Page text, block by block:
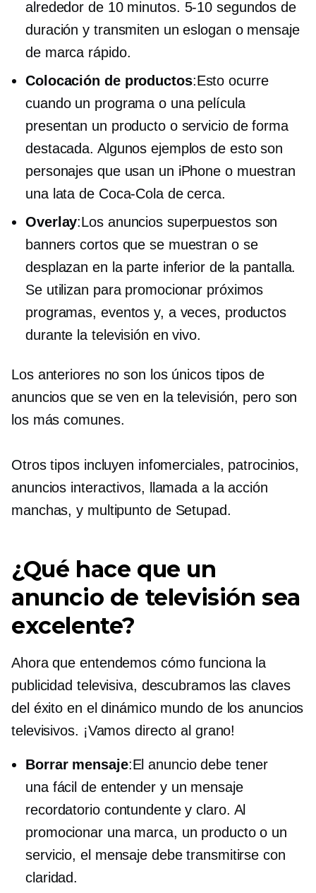
alrededor de 10 minutos. 5-10 segundos de
duración y transmiten un eslogan o mensaje
de marca rápido.
Colocación de productos:Esto ocurre
cuando un programa o una película
presentan un producto o servicio de forma
destacada. Algunos ejemplos de esto son
personajes que usan un iPhone o muestran
una lata de Coca-Cola de cerca.
Overlay:Los anuncios superpuestos son
banners cortos que se muestran o se
desplazan en la parte inferior de la pantalla.
Se utilizan para promocionar próximos
programas, eventos y, a veces, productos
durante la televisión en vivo.
Los anteriores no son los únicos tipos de
anuncios que se ven en la televisión, pero son
los más comunes.
Otros tipos incluyen infomerciales, patrocinios,
anuncios interactivos,
llamada a la acción
manchas, y multipuntode Setupad.
¿Qué hace que un
anuncio de televisión sea
excelente?
Ahora que entendemos cómo funciona la
publicidad televisiva, descubramos las claves
del éxito en el dinámico mundo de los anuncios
televisivos. ¡Vamos directo al grano!
Borrar mensaje:El anuncio debe tener
una fácil de entendery un mensaje
recordatorio contundente y claro. Al
promocionar una marca, un producto o un
servicio, el mensaje debe transmitirse con
claridad.